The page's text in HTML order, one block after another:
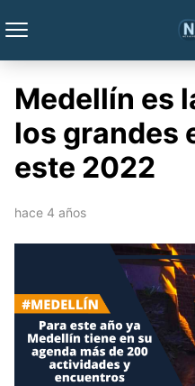
Medellín es
los grandes
este 2022
hace 4 años